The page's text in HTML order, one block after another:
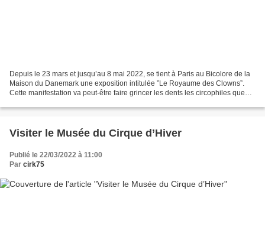
Depuis le 23 mars et jusqu’au 8 mai 2022, se tient à Paris au Bicolore de la
Maison du Danemark une exposition intitulée ”Le Royaume des Clowns”.
Cette manifestation va peut-être faire grincer les dents les circophiles que
Visiter le Musée du Cirque d’Hiver
Publié le 22/03/2022 à 11:00
Par cirk75